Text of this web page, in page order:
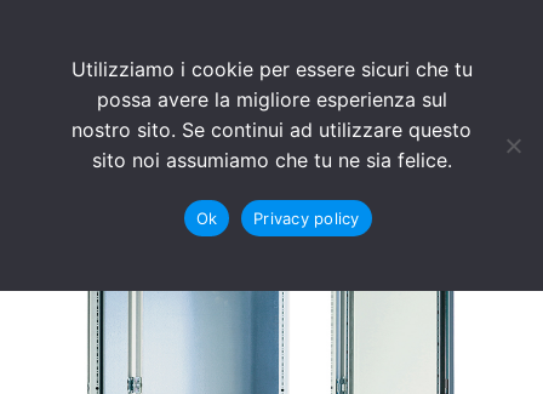
Utilizziamo i cookie per essere sicuri che tu
possa avere la migliore esperienza sul
nostro sito. Se continui ad utilizzare questo
sito noi assumiamo che tu ne sia felice.
Ok Privacy policy